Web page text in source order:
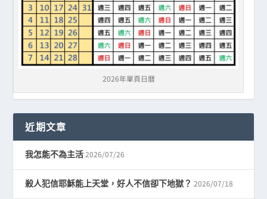
2026年單頁日曆
近期文章
我怎能不為主活 2026/07/26
殺人犯信耶穌能上天堂，好人不信卻下地獄？ 2026/07/18